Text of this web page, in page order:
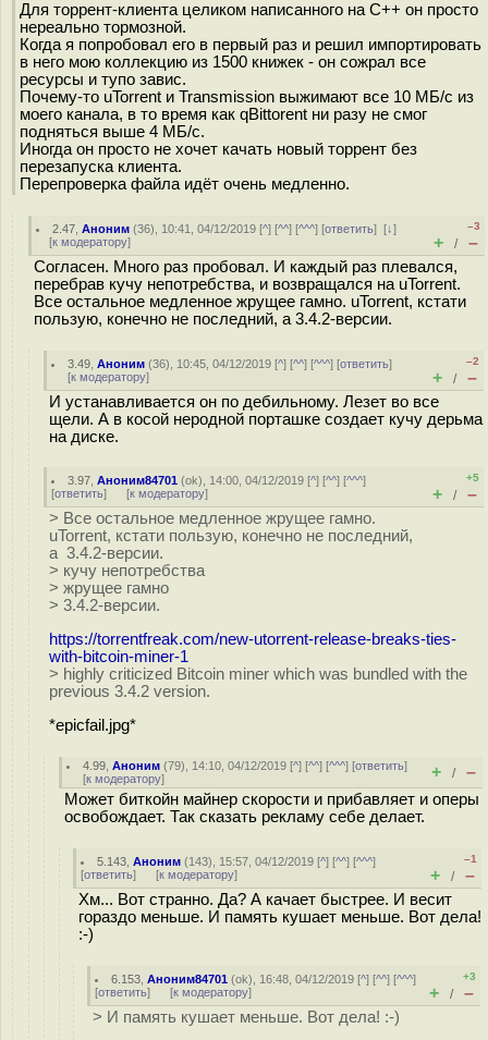
Для торрент-клиента целиком написанного на C++ он просто
нереально тормозной.
Когда я попробовал его в первый раз и решил импортировать
в него мою коллекцию из 1500 книжек - он сожрал все
ресурсы и тупо завис.
Почему-то uTorrent и Transmission выжимают все 10 МБ/c из
моего канала, в то время как qBittorent ни разу не смог
подняться выше 4 МБ/с.
Иногда он просто не хочет качать новый торрент без
перезапуска клиента.
Перепроверка файла идёт очень медленно.
2.47 ,Аноним (36), 10:41, 04/12/2019 [^] [^^] [^^^] [ответить][↓]
[к модератору]
–3
+ / –
Согласен. Много раз пробовал. И каждый раз плевался,
перебрав кучу непотребства, и возвращался на uTorrent.
Все остальное медленное жрущее гамно. uTorrent, кстати
пользую, конечно не последний, а 3.4.2-версии.
3.49 ,Аноним (36), 10:45, 04/12/2019 [^] [^^] [^^^] [ответить]
[к модератору]
–2
+ / –
И устанавливается он по дебильному. Лезет во все
щели. А в косой неродной порташке создает кучу дерьма
на диске.
3.97 ,Аноним84701 (ok), 14:00, 04/12/2019 [^] [^^] [^^^]
[ответить] [к модератору]
+5
+ / –
> Все остальное медленное жрущее гамно.
uTorrent, кстати пользую, конечно не последний,
а 3.4.2-версии.
> кучу непотребства
> жрущее гамно
> 3.4.2-версии.
https://torrentfreak.com/new-utorrent-release-breaks-ties-
with-bitcoin-miner-1
> highly criticized Bitcoin miner which was bundled with the
previous 3.4.2 version.
*epicfail.jpg*
4.99 ,Аноним (79), 14:10, 04/12/2019 [^] [^^] [^^^] [ответить]
[к модератору] + / –
Может биткойн майнер скорости и прибавляет и оперы
освобождает. Так сказать рекламу себе делает.
5.143 ,Аноним (143), 15:57, 04/12/2019 [^] [^^] [^^^]
[ответить] [к модератору]
–1
+ / –
Хм... Вот странно. Да? А качает быстрее. И весит
гораздо меньше. И память кушает меньше. Вот дела!
:-)
6.153 ,Аноним84701 (ok), 16:48, 04/12/2019 [^] [^^] [^^^]
[ответить] [к модератору]
+3
+ / –
> И память кушает меньше. Вот дела! :-)